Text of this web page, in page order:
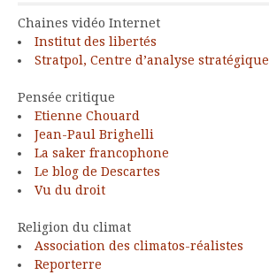
Chaines vidéo Internet
Institut des libertés
Stratpol, Centre d’analyse stratégique
Pensée critique
Etienne Chouard
Jean-Paul Brighelli
La saker francophone
Le blog de Descartes
Vu du droit
Religion du climat
Association des climatos-réalistes
Reporterre